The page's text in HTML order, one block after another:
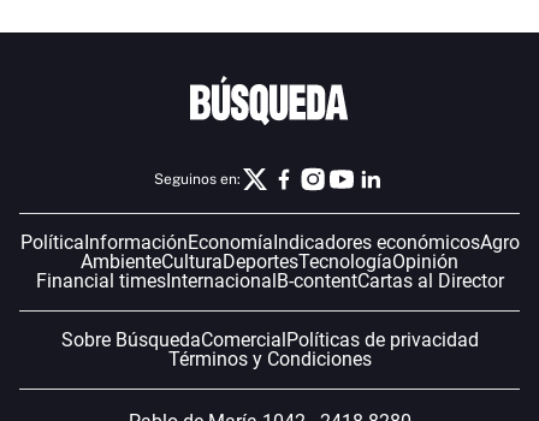
Seguinos en:
Política InformaciónEconomía Indicadores económicosAgro
AmbienteCulturaDeportesTecnologíaOpinión
Financial timesInternacional B-contentCartas al Director
Sobre BúsquedaComercial Políticas de privacidad
Términos y Condiciones